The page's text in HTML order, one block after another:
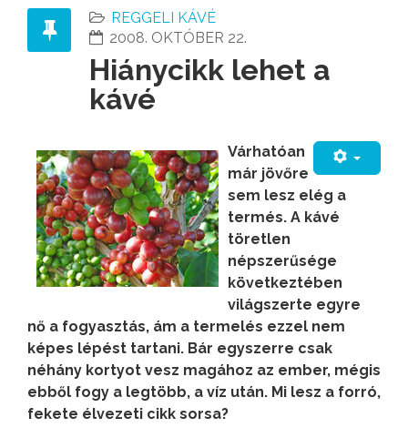
REGGELI KÁVÉ
2008. OKTÓBER 22.
Hiánycikk lehet a
kávé
Várhatóan
már jövőre
sem lesz elég a
termés. A kávé
töretlen
népszerűsége
következtében
világszerte egyre
nő a fogyasztás, ám a termelés ezzel nem
képes lépést tartani. Bár egyszerre csak
néhány kortyot vesz magához az ember, mégis
ebből fogy a legtöbb, a víz után. Mi lesz a forró,
fekete élvezeti cikk sorsa?